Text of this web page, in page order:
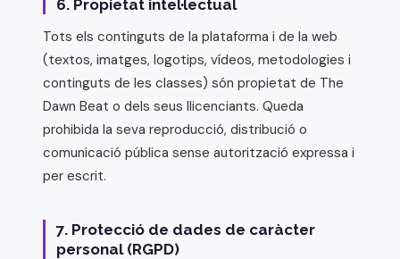
6. Propietat intel·lectual
Tots els continguts de la plataforma i de la web
(textos, imatges, logotips, vídeos, metodologies i
continguts de les classes) són propietat de The
Dawn Beat o dels seus llicenciants. Queda
prohibida la seva reproducció, distribució o
comunicació pública sense autorització expressa i
per escrit.
7. Protecció de dades de caràcter
personal (RGPD)